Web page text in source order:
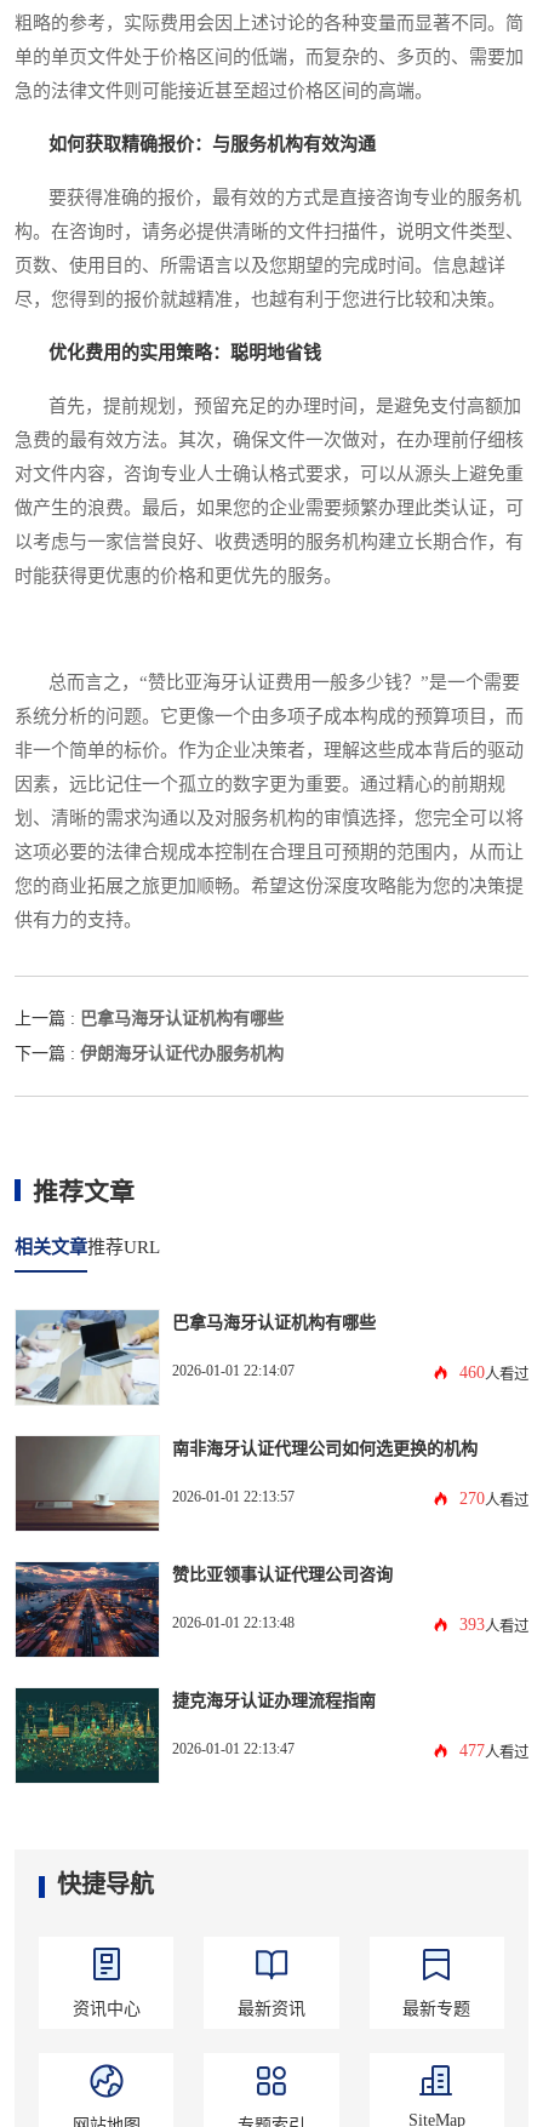
粗略的参考，实际费用会因上述讨论的各种变量而显著不同。简
单的单页文件处于价格区间的低端，而复杂的、多页的、需要加
急的法律文件则可能接近甚至超过价格区间的高端。
如何获取精确报价：与服务机构有效沟通
要获得准确的报价，最有效的方式是直接咨询专业的服务机
构。在咨询时，请务必提供清晰的文件扫描件，说明文件类型、
页数、使用目的、所需语言以及您期望的完成时间。信息越详
尽，您得到的报价就越精准，也越有利于您进行比较和决策。
优化费用的实用策略：聪明地省钱
首先，提前规划，预留充足的办理时间，是避免支付高额加
急费的最有效方法。其次，确保文件一次做对，在办理前仔细核
对文件内容，咨询专业人士确认格式要求，可以从源头上避免重
做产生的浪费。最后，如果您的企业需要频繁办理此类认证，可
以考虑与一家信誉良好、收费透明的服务机构建立长期合作，有
时能获得更优惠的价格和更优先的服务。
总而言之，“赞比亚海牙认证费用一般多少钱？”是一个需要
系统分析的问题。它更像一个由多项子成本构成的预算项目，而
非一个简单的标价。作为企业决策者，理解这些成本背后的驱动
因素，远比记住一个孤立的数字更为重要。通过精心的前期规
划、清晰的需求沟通以及对服务机构的审慎选择，您完全可以将
这项必要的法律合规成本控制在合理且可预期的范围内，从而让
您的商业拓展之旅更加顺畅。希望这份深度攻略能为您的决策提
供有力的支持。
上一篇 : 巴拿马海牙认证机构有哪些
下一篇 : 伊朗海牙认证代办服务机构
推荐文章
相关文章推荐URL
巴拿马海牙认证机构有哪些
2026-01-01 22:14:07 460人看过
南非海牙认证代理公司如何选更换的机构
2026-01-01 22:13:57 270人看过
赞比亚领事认证代理公司咨询
2026-01-01 22:13:48 393人看过
捷克海牙认证办理流程指南
2026-01-01 22:13:47 477人看过
快捷导航
资讯中心 最新资讯 最新专题
SiteMap